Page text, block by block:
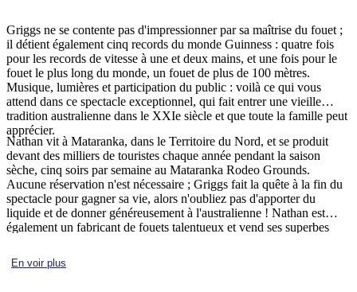
Rechercher:
Sign
up
Griggs ne se contente pas d'impressionner par sa maîtrise du fouet ;
il détient également cinq records du monde Guinness : quatre fois
pour les records de vitesse à une et deux mains, et une fois pour le
fouet le plus long du monde, un fouet de plus de 100 mètres.
Musique, lumières et participation du public : voilà ce qui vous
attend dans ce spectacle exceptionnel, qui fait entrer une vieille
tradition australienne dans le XXIe siècle et que toute la famille peut
apprécier.
Nathan vit à Mataranka, dans le Territoire du Nord, et se produit
devant des milliers de touristes chaque année pendant la saison
sèche, cinq soirs par semaine au Mataranka Rodeo Grounds.
Aucune réservation n'est nécessaire ; Griggs fait la quête à la fin du
spectacle pour gagner sa vie, alors n'oubliez pas d'apporter du
liquide et de donner généreusement à l'australienne ! Nathan est
également un fabricant de fouets talentueux et vend ses superbes
tous disponibles lors du salon.
En voir plus